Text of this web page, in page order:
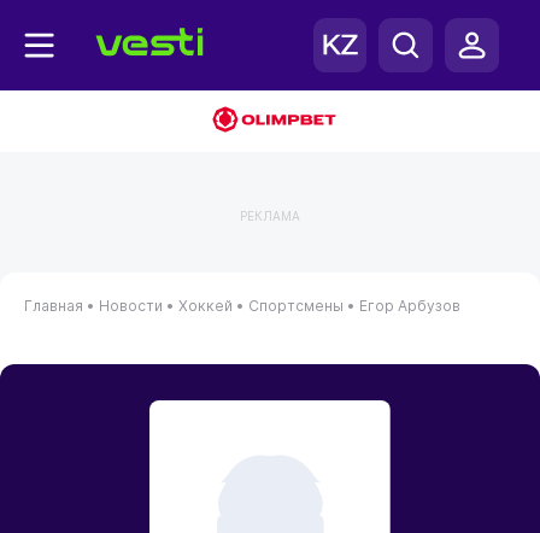
РЕКЛАМА
Главная • Новости • Хоккей • Спортсмены • Егор Арбузов